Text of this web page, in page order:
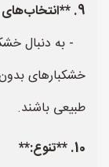
9. **انتخاب‌های سالم:**
- به دنبال
خشکبارهای بدون
طبیعی باشند.
10. **تنوع:**